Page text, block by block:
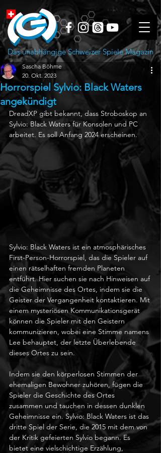
Das unabhängige Schweizer Spiele Magazin
Horrorspiel Sylvio: Black Waters
angekündigt
Sascha Böhme
20. Okt. 2023
DreadXP gibt bekannt, dass Stroboskop an
Sylvio: Black Waters für Konsolen und PC
arbeitet. Es soll Anfang 2024 erscheinen.
Sylvio: Black Waters ist ein atmosphärisches
First-Person-Horrorspiel, das die Spieler auf
einen rätselhaften fremden Planeten
entführt. Hier suchen sie nach Hinweisen auf
die Geheimnisse des Ortes, indem sie die
Geister der Vergangenheit kontaktieren. Mit
einem mysteriösen Kommunikationsgerät
können die Spieler mit den Geistern
kommunizieren, wobei eine Stimme namens
Lee behauptet, der letzte Überlebende
dieses Ortes zu sein.
Indem sie den körperlosen Stimmen der
ehemaligen Bewohner zuhören, fügen die
Spieler die Geschichte des Ortes
zusammen und tauchen in dessen dunklen
Geheimnisse ein. Sylvio: Black Waters ist das
dritte Spiel der Serie, die 2015 mit dem von
der Kritik gefeierten Sylvio begann. Es
bietet eine vielschichtige Erzählung,